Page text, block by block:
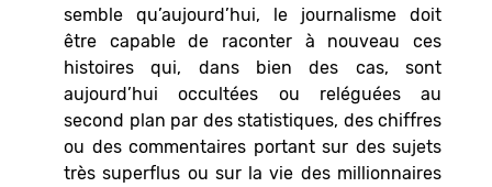
semble qu’aujourd’hui, le journalisme doit
être capable de raconter à nouveau ces
histoires qui, dans bien des cas, sont
aujourd’hui occultées ou reléguées au
second plan par des statistiques, des chiffres
ou des commentaires portant sur des sujets
très superflus ou sur la vie des millionnaires